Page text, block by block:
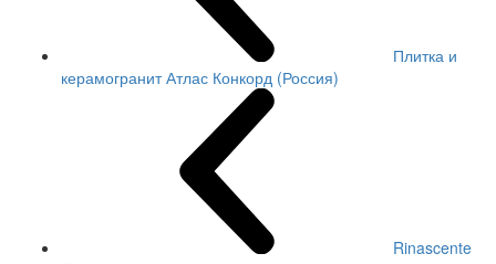
Плитка и
керамогранит Атлас Конкорд (Россия)
Rinascente